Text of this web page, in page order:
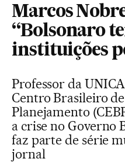
Marcos
“Bolsonaro
instituições
Professor da
Centro Brasileiro
Planejamento
a crise no Governo
faz parte de série
jornal